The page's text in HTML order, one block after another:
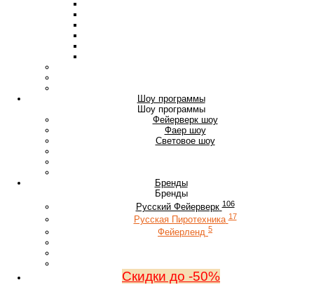
Шоу программы
Шоу программы
Фейерверк шоу
Фаер шоу
Световое шоу
Бренды
Бренды
Русский Фейерверк 106
Русская Пиротехника 17
Фейерленд 5
Скидки до -50%